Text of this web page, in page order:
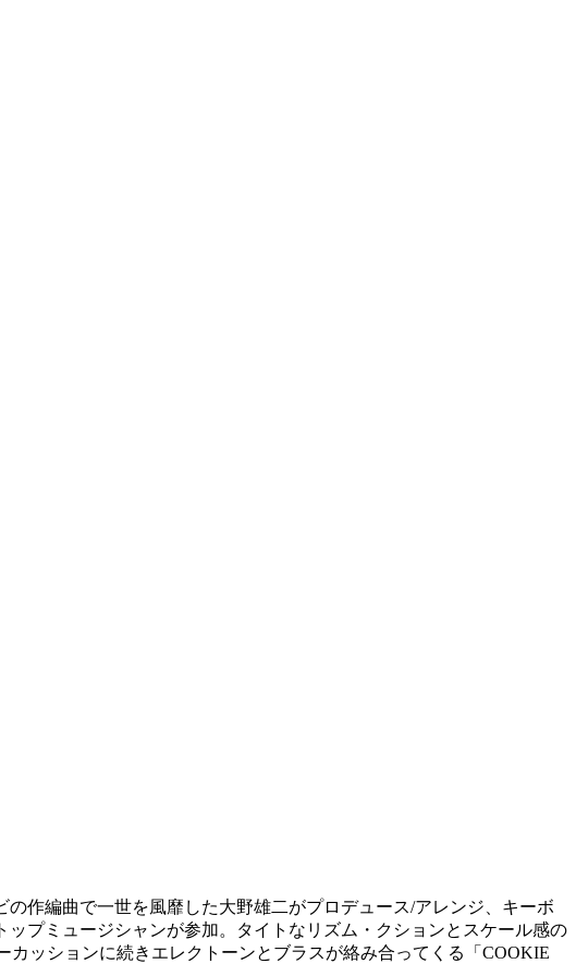
作編曲で一世を風靡した大野雄二がプロデュース/アレンジ、キーボ
プミュージシャンが参加。タイトなリズム・クションとスケール感の
ッションに続きエレクトーンとブラスが絡み合ってくる「COOKIE